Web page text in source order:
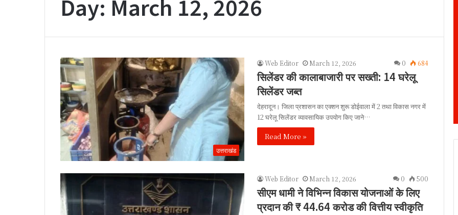
Day: March 12, 2026
उत्तराखंड
Web Editor March 12, 2026 0 684
सिलेंडर की कालाबाजारी पर सख्ती: 14 घरेलू
सिलेंडर जब्त
देहरादून। जिला प्रशासन का एक्शन शुरू डोईवाला में 2 तथा विकास नगर में
12 घरेलू सिलेंडर व्यावसायिक उपयोग किए जाने…
Read More »
Web Editor March 12, 2026 0 500
सीएम धामी ने विभिन्न विकास योजनाओं के लिए
प्रदान की ₹ 44.64 करोड की वित्तीय स्वीकृति